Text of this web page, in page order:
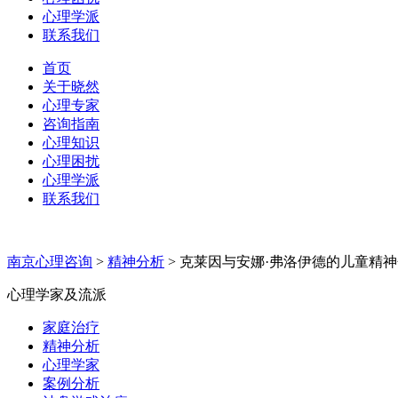
心理学派
联系我们
首页
关于晓然
心理专家
咨询指南
心理知识
心理困扰
心理学派
联系我们
南京心理咨询 > 精神分析 > 克莱因与安娜·弗洛伊德的儿童精
心理学家及流派
家庭治疗
精神分析
心理学家
案例分析